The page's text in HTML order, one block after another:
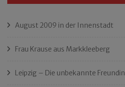
August 2009 in der Innenstadt
Frau Krause aus Markkleeberg
Leipzig – Die unbekannte Freundin